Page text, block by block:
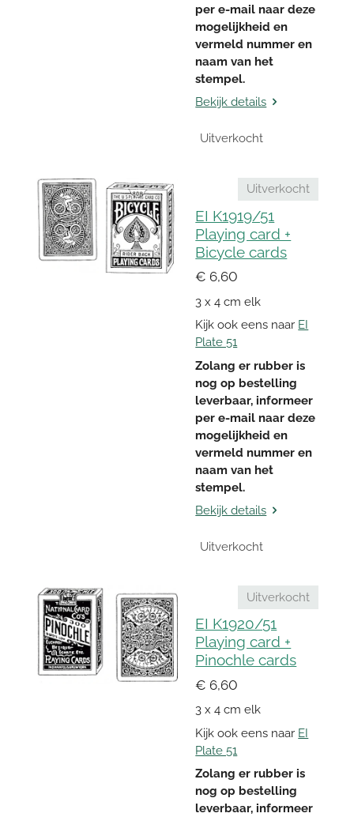
per e-mail naar deze
mogelijkheid en
vermeld nummer en
naam van het
stempel.
Bekijk details
Uitverkocht
Uitverkocht
EI K1919/51
Playing card +
Bicycle cards
€ 6,60
3 x 4 cm elk
Kijk ook eens naar EI
Plate 51
Zolang er rubber is
nog op bestelling
leverbaar, informeer
per e-mail naar deze
mogelijkheid en
vermeld nummer en
naam van het
stempel.
Bekijk details
Uitverkocht
Uitverkocht
EI K1920/51
Playing card +
Pinochle cards
€ 6,60
3 x 4 cm elk
Kijk ook eens naar EI
Plate 51
Zolang er rubber is
nog op bestelling
leverbaar, informeer